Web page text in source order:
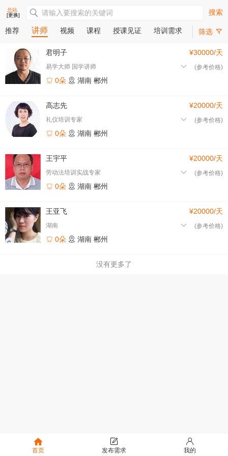
总站
[更换]
搜索
筛选
推荐 讲师 视频 课程 授课见证 培训需求
君明子
易学大师 国学讲师
0朵 湖南 郴州
¥30000/天
(参考价格)
高志先
礼仪培训专家
0朵 湖南 郴州
¥20000/天
(参考价格)
王宇平
劳动法培训实战专家
0朵 湖南 郴州
¥20000/天
(参考价格)
王亚飞
湖南
0朵 湖南 郴州
¥20000/天
(参考价格)
没有更多了
首页 发布需求 我的